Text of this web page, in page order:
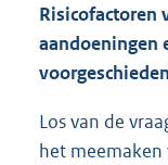
Risicofactoren
aandoeningen
Los van de
het meemaken